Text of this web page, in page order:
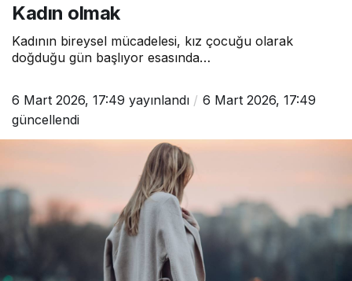
Kadın olmak
Kadının bireysel mücadelesi, kız çocuğu olarak
doğduğu gün başlıyor esasında…
6 Mart 2026, 17:49 yayınlandı
6 Mart 2026, 17:49
güncellendi